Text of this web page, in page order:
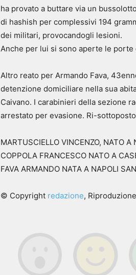
ha provato a buttare via un
di hashish per complessivi 194
dei militari, provocandogli lesioni.
Anche per lui si sono aperte le
Altro reato per Armando Fava,
detenzione domiciliare nella sua
Caivano. I carabinieri della sezione
arrestato per evasione. Ri-
MARTUSCIELLO VINCENZO, NATO A
COPPOLA FRANCESCO NATO A
FAVA ARMANDO NATA A NAPOLI
© Copyright redazione,